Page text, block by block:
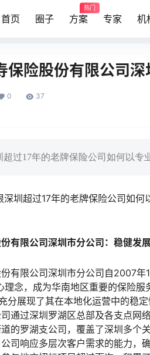
首页 圈子 方案
热门
专家 机
保险股份有限公司
0 37
过17年的老牌保险公司如何以专
深圳超过17年的老牌保险公司如
有限公司深圳市分公司：稳健发
有限公司深圳市分公司自2007
理念，成为华南地区重要的保险
分展现了其在本地化运营中的稳
通过深圳罗湖区总部及各支点网
的罗湖支公司，覆盖了深圳多个
司响应多层次客户需求的能力，